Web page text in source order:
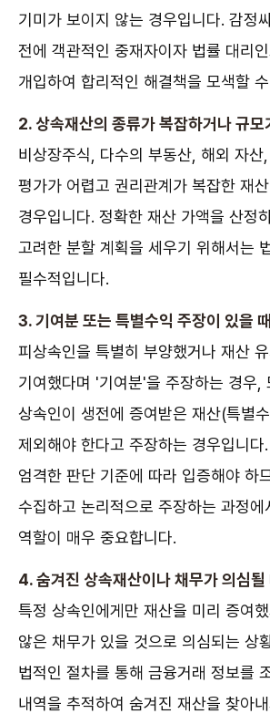
기미가 보이지 않는 경우입니다. 감정
전에 객관적인 중재자이자 법률 대리
개입하여 합리적인 해결책을 모색할
2. 상속재산의 종류가 복잡하거나 규모
비상장주식, 다수의 부동산, 해외 자산
평가가 어렵고 권리관계가 복잡한 재
경우입니다. 정확한 재산 가액을 산정
고려한 분할 계획을 세우기 위해서는
필수적입니다.
3. 기여분 또는 특별수익 주장이 있을
피상속인을 특별히 부양했거나 재산
기여했다며 '기여분'을 주장하는 경우,
상속인이 생전에 증여받은 재산(특별
제외해야 한다고 주장하는 경우입니다
엄격한 판단 기준에 따라 입증해야 하
수집하고 논리적으로 주장하는 과정에
역할이 매우 중요합니다.
4. 숨겨진 상속재산이나 채무가 의심될
특정 상속인에게만 재산을 미리 증여
않은 채무가 있을 것으로 의심되는 상
법적인 절차를 통해 금융거래 정보를
내역을 추적하여 숨겨진 재산을 찾아